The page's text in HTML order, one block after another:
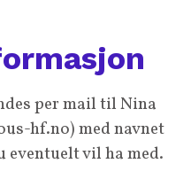
per mail til Nina
hf.no) med navnet
eventuelt vil ha med.